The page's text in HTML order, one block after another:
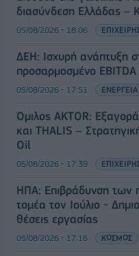
διασύνδεση Ελλάδας –
05/08/2026 - 18:06
ΔΕΗ: Ισχυρή ανάπτυξη
προσαρμοσμένο
05/08/2026 - 17:51 ΕΝΕΡΓΕΙΑ
Όμιλος AKTOR:
και THALIS –
Oil
05/08/2026 - 17:39
ΗΠΑ: Επιβράδυνση των
τομέα τον Ιούλιο -
θέσεις εργασίας
05/08/2026 - 17:16 ΚΟΣΜΟΣ